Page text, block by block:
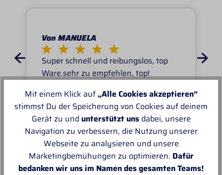
Von MANUELA
Super schnell und reibungslos, top
Ware.sehr zu empfehlen, top!
Unsere Empfehlungen
Mit einem Klick auf „Alle Cookies akzeptieren“
stimmst Du der Speicherung von Cookies auf deinem
Gerät zu und unterstützt unsdabei, unsere
Navigation zu verbessern, die Nutzung unserer
Webseite zu analysieren und unsere
Marketingbemühungen zu optimieren. Dafür
bedanken wir uns im Namen des gesamten Teams!